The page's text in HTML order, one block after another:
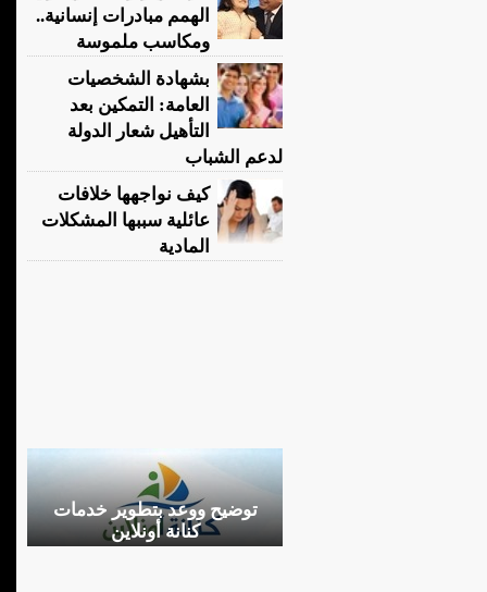
الهمم مبادرات إنسانية..
ومكاسب ملموسة
بشهادة الشخصيات
العامة: التمكين بعد
التأهيل شعار الدولة
لدعم الشباب
كيف نواجهها خلافات
عائلية سببها المشكلات
المادية
توضيح ووعد بتطوير خدمات
كنانة أونلاين